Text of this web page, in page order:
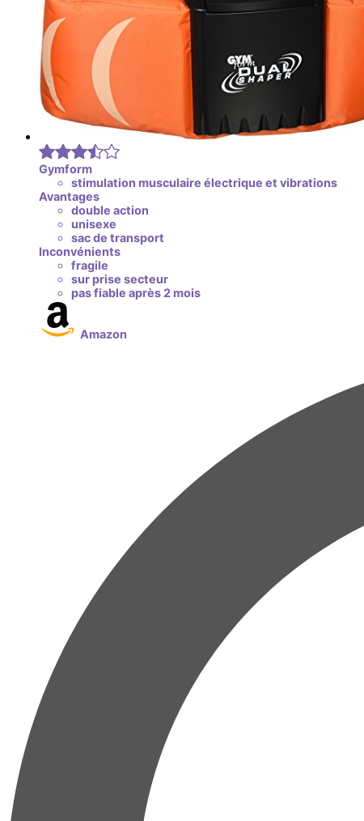
Gymform
stimulation musculaire électrique et vibrations
Avantages
double action
unisexe
sac de transport
Inconvénients
fragile
sur prise secteur
pas fiable après 2 mois
Amazon